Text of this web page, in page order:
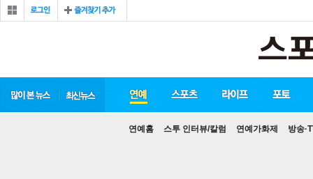
연예홈 스투 인터뷰/칼럼 연예가화제 방송